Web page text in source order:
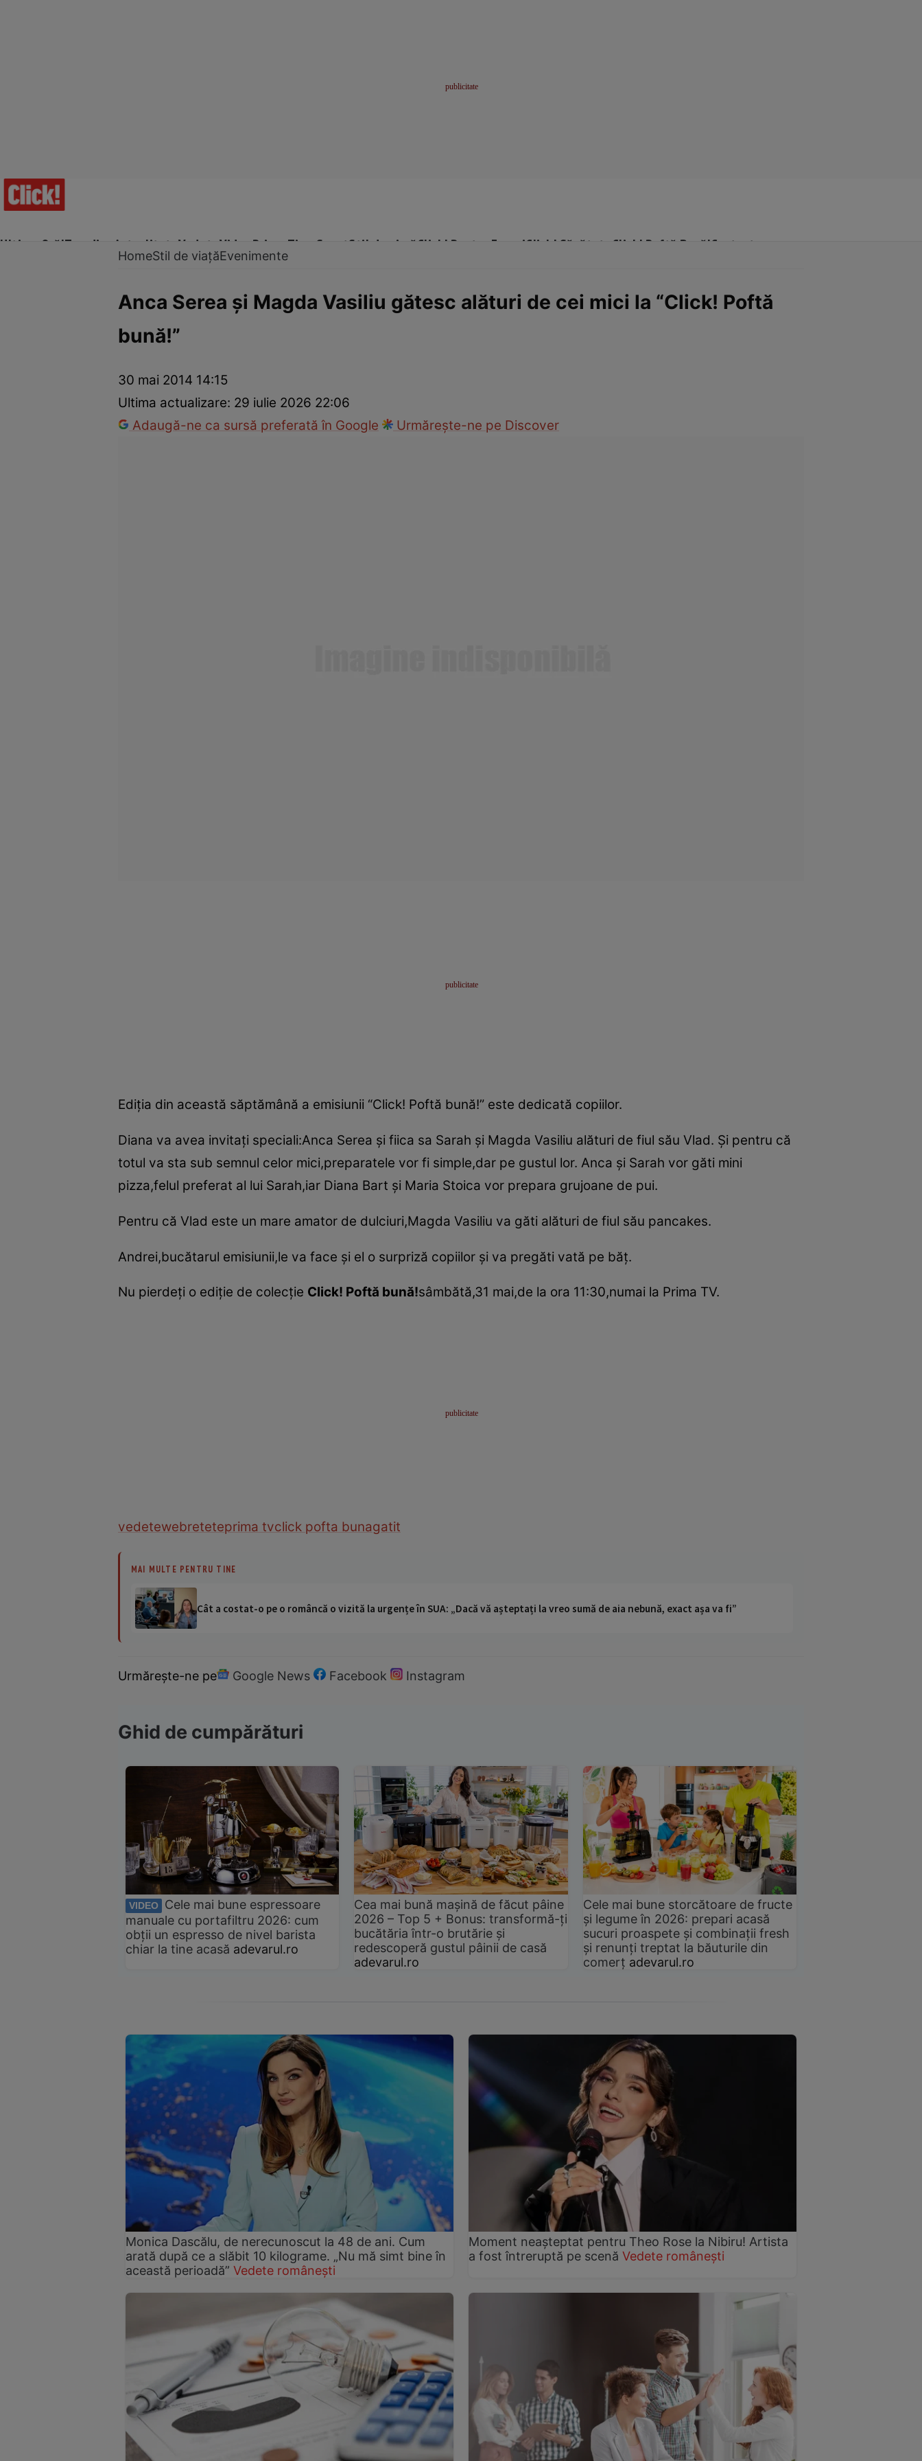
Ultima Oră!Trending Actualitate Vedete Video Prime Time SportStil de viațăClick! Pentru FemeiClick! Sănătate Click! Poftă Bună!Contact
Dragoste și Sex
HomeStil de viațăEvenimente
Anca Serea şi Magda Vasiliu gătesc alături de cei mici la “Click! Poftă
bună!”
30 mai 2014 14:15
Ultima actualizare: 29 iulie 2026 22:06
Adaugă-ne ca sursă preferată în Google
Urmărește-ne pe Discover
Ediţia din această săptămână a emisiunii “Click! Poftă bună!” este dedicată copiilor.
Diana va avea invitaţi speciali:Anca Serea şi fiica sa Sarah şi Magda Vasiliu alături de fiul său Vlad. Şi pentru că
totul va sta sub semnul celor mici,preparatele vor fi simple,dar pe gustul lor. Anca şi Sarah vor găti mini
pizza,felul preferat al lui Sarah,iar Diana Bart şi Maria Stoica vor prepara grujoane de pui.
Pentru că Vlad este un mare amator de dulciuri,Magda Vasiliu va găti alături de fiul său pancakes.
Andrei,bucătarul emisiunii,le va face şi el o surpriză copiilor şi va pregăti vată pe băţ.
Nu pierdeţi o ediţie de colecţie Click! Poftă bună!sâmbătă,31 mai,de la ora 11:30,numai la Prima TV.
vedetewebreteteprima tvclick pofta bunagatit
MAI MULTE PENTRU TINE
Cât a costat-o pe o româncă o vizită la urgențe în SUA: „Dacă vă așteptați la vreo sumă de aia nebună, exact așa va fi”
Urmărește-ne pe Google News Facebook Instagram
Ghid de cumpărături
VIDEO
Cele mai bune espressoare
manuale cu portafiltru 2026: cum
obții un espresso de nivel barista
chiar la tine acasă adevarul.ro
Cea mai bună mașină de făcut pâine
2026 – Top 5 + Bonus: transformă-ți
bucătăria într-o brutărie și
redescoperă gustul pâinii de casă
adevarul.ro
Cele mai bune storcătoare de fructe
și legume în 2026: prepari acasă
sucuri proaspete și combinații fresh
și renunți treptat la băuturile din
comerț adevarul.ro
Monica Dascălu, de nerecunoscut la 48 de ani. Cum
arată după ce a slăbit 10 kilograme. „Nu mă simt bine în
această perioadă” Vedete românești
Moment neașteptat pentru Theo Rose la Nibiru! Artista
a fost întreruptă pe scenă Vedete românești